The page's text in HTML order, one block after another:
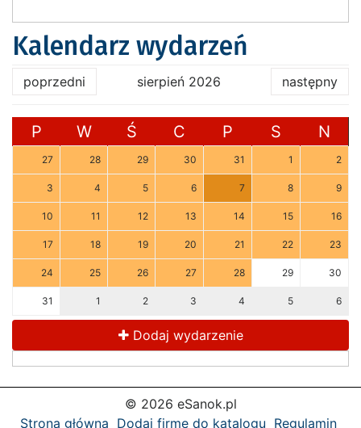
Kalendarz wydarzeń
poprzedni sierpień 2026 następny
P W Ś C P S N
27 28 29 30 31 1 2
3 4 5 6 7 8 9
10 11 12 13 14 15 16
17 18 19 20 21 22 23
24 25 26 27 28 29 30
31 1 2 3 4 5 6
Dodaj wydarzenie
© 2026 eSanok.pl
Strona główna Dodaj firmę do katalogu Regulamin